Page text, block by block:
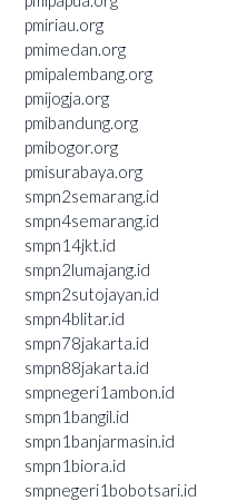
pmiriau.org
pmimedan.org
pmipalembang.org
pmijogja.org
pmibandung.org
pmibogor.org
pmisurabaya.org
smpn2semarang.id
smpn4semarang.id
smpn14jkt.id
smpn2lumajang.id
smpn2sutojayan.id
smpn4blitar.id
smpn78jakarta.id
smpn88jakarta.id
smpnegeri1ambon.id
smpn1bangil.id
smpn1banjarmasin.id
smpn1biora.id
smpnegeri1bobotsari.id